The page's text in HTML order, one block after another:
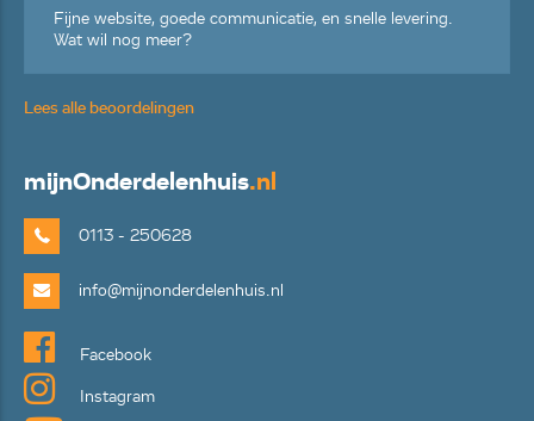
Fijne website, goede communicatie, en snelle levering.
Wat wil nog meer?
Lees alle beoordelingen
mijnOnderdelenhuis.nl
0113 - 250628
info@mijnonderdelenhuis.nl
Facebook
Instagram